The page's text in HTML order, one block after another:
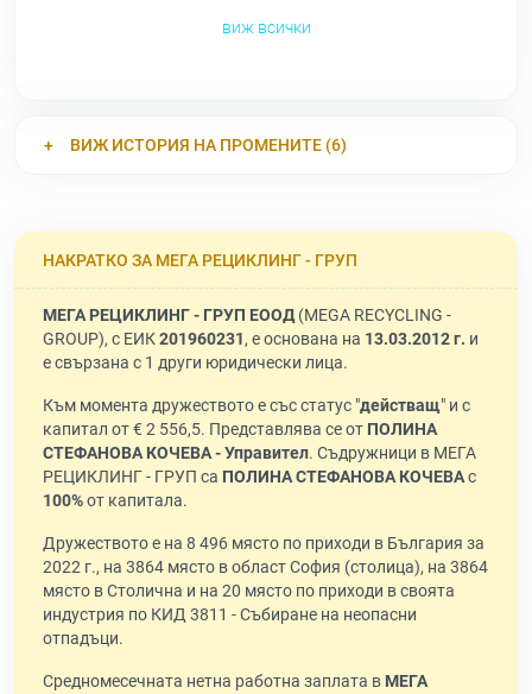
виж всички
ВИЖ ИСТОРИЯ НА ПРОМЕНИТЕ (6)
НАКРАТКО ЗА МЕГА РЕЦИКЛИНГ - ГРУП
МЕГА РЕЦИКЛИНГ - ГРУП ЕООД(MEGA RECYCLING -
GROUP), с ЕИК201960231, е основана на 13.03.2012 г. и
е свързана с 1 други юридически лица.
Към момента дружеството е със статус "действащ" и с
капитал от € 2 556,5. Представлява се от ПОЛИНА
СТЕФАНОВА КОЧЕВА - Управител. Съдружници в МЕГА
РЕЦИКЛИНГ - ГРУП са ПОЛИНА СТЕФАНОВА КОЧЕВАс
100%от капитала.
Дружеството е на 8 496 място по приходи в България за
2022 г., на 3864 място в област София (столица), на 3864
място в Столична и на 20 място по приходи в своята
индустрия по КИД 3811 - Събиране на неопасни
отпадъци.
Средномесечната нетна работна заплата в МЕГА